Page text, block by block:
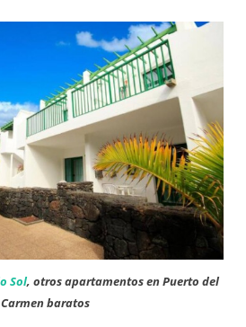
Sol, otros apartamentos en Puerto del
Carmen baratos